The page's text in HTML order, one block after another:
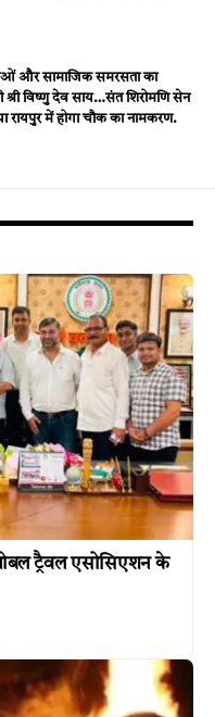
और सामाजिक समरसता का
विष्णु देव साय…संत शिरोमणि सेन
रायपुर में होगा चौक का नामकरण.
ट्रैवल एसोसिएशन के